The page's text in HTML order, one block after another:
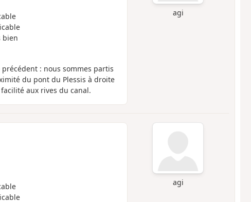
agi
: nous sommes partis
du pont du Plessis à droite
aux rives du canal.
agi